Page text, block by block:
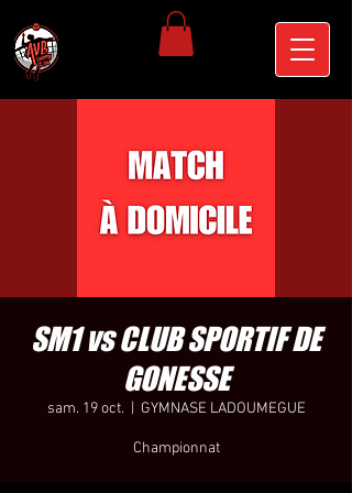
SM1 vs CLUB SPORTIF DE
GONESSE
sam. 19 oct. GYMNASE LADOUMEGUE
Championnat